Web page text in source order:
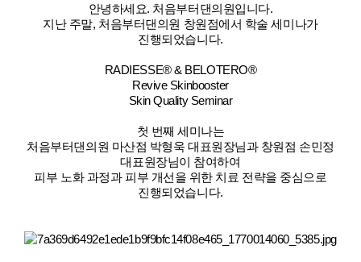
안녕하세요. 처음부터댄의원입니다.
지난 주말, 처음부터댄의원 창원점에서 학술 세미나가
진행되었습니다.
RADIESSE® & BELOTERO®
Revive Skinbooster
Skin Quality Seminar
첫 번째 세미나는
처음부터댄의원 마산점 박형욱 대표원장님과 창원점 손민정
대표원장님이 참여하여
피부 노화 과정과 피부 개선을 위한 치료 전략을 중심으로
진행되었습니다.